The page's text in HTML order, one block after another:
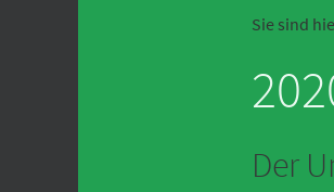
Sie sind
Der